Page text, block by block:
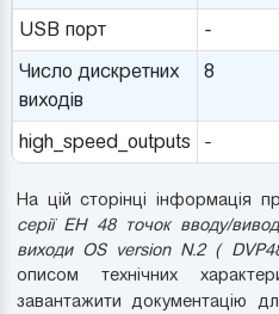
USB порт -
Число дискретних
виходів
8
high_speed_outputs -
На цій сторінці інформація
серії EH 48 точок вводу/
виходи OS version N.2 (
описом технічних
завантажити документацію